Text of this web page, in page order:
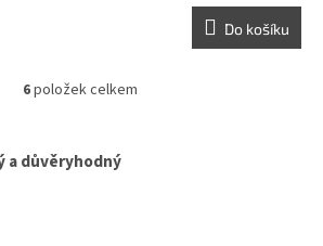
Do košíku
O
á
6položek celkem
a důvěryhodný